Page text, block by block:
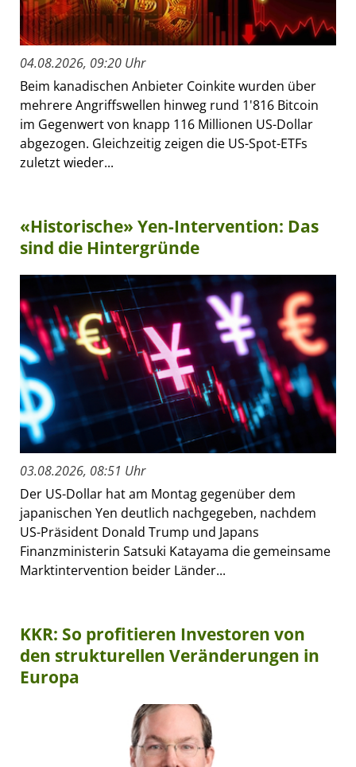
04.08.2026, 09:20 Uhr
Beim kanadischen Anbieter Coinkite wurden über
mehrere Angriffswellen hinweg rund 1'816 Bitcoin
im Gegenwert von knapp 116 Millionen US-Dollar
abgezogen. Gleichzeitig zeigen die US-Spot-ETFs
zuletzt wieder...
«Historische» Yen-Intervention: Das
sind die Hintergründe
03.08.2026, 08:51 Uhr
Der US-Dollar hat am Montag gegenüber dem
japanischen Yen deutlich nachgegeben, nachdem
US-Präsident Donald Trump und Japans
Finanzministerin Satsuki Katayama die gemeinsame
Marktintervention beider Länder...
KKR: So profitieren Investoren von
den strukturellen Veränderungen in
Europa